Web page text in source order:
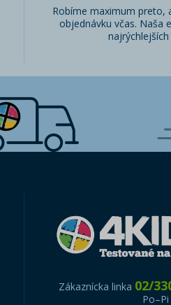
Robíme maximum preto,
objednávku včas. Naša
Zákaznícka linka 02/